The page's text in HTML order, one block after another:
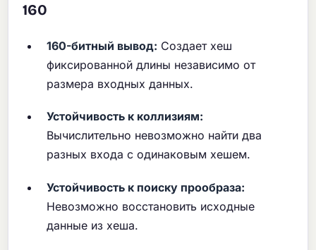
160
160-битный вывод: Создает хеш
фиксированной длины независимо от
размера входных данных.
Устойчивость к коллизиям:
Вычислительно невозможно найти два
разных входа с одинаковым хешем.
Устойчивость к поиску прообраза:
Невозможно восстановить исходные
данные из хеша.